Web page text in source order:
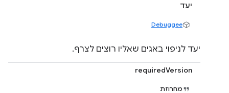
יעד
Debuggee
יעד לניפוי באגים שאליו רוצים לצרף.
requiredVersion
מחרוזת